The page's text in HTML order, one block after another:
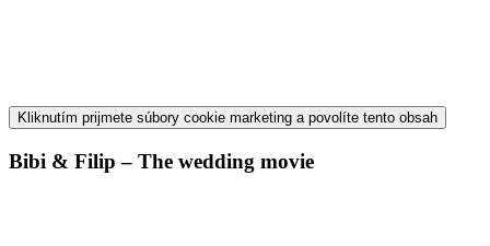
Kliknutím prijmete súbory cookie marketing a povolíte tento obsah
Bibi & Filip – The wedding movie